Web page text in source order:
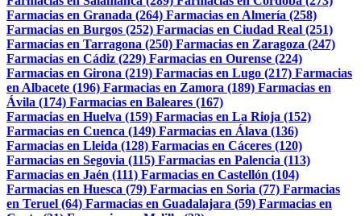
Farmacias en Granada (264) Farmacias en Almería (258)
Farmacias en Burgos (252) Farmacias en Ciudad Real (251)
Farmacias en Tarragona (250) Farmacias en Zaragoza (247)
Farmacias en Cádiz (229) Farmacias en Ourense (224)
Farmacias en Girona (219) Farmacias en Lugo (217) Farmacias
en Albacete (196) Farmacias en Zamora (189) Farmacias en
Ávila (174) Farmacias en Baleares (167)
Farmacias en Huelva (159) Farmacias en La Rioja (152)
Farmacias en Cuenca (149) Farmacias en Álava (136)
Farmacias en Lleida (128) Farmacias en Cáceres (120)
Farmacias en Segovia (115) Farmacias en Palencia (113)
Farmacias en Jaén (111) Farmacias en Castellón (104)
Farmacias en Huesca (79) Farmacias en Soria (77) Farmacias
en Teruel (64) Farmacias en Guadalajara (59) Farmacias en